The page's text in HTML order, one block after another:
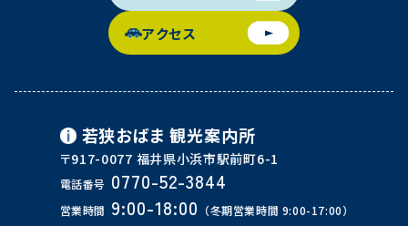
アクセス
若狭おばま 観光案内所
〒917-0077 福井県小浜市駅前町6-1
電話番号 0770-52-3844
営業時間 9:00-18:00 （冬期営業時間 9:00-17:00）